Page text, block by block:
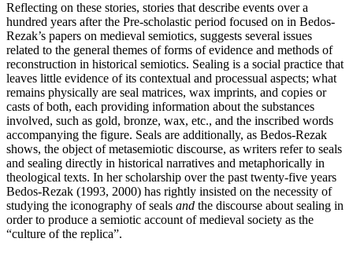
Reflecting on these stories, stories that describe events over a
hundred years after the Pre-scholastic period focused on in Bedos-
Rezak’s papers on medieval semiotics, suggests several issues
related to the general themes of forms of evidence and methods of
reconstruction in historical semiotics. Sealing is a social practice that
leaves little evidence of its contextual and processual aspects; what
remains physically are seal matrices, wax imprints, and copies or
casts of both, each providing information about the substances
involved, such as gold, bronze, wax, etc., and the inscribed words
accompanying the figure. Seals are additionally, as Bedos-Rezak
shows, the object of metasemiotic discourse, as writers refer to seals
and sealing directly in historical narratives and metaphorically in
theological texts. In her scholarship over the past twenty-five years
Bedos-Rezak (1993, 2000) has rightly insisted on the necessity of
studying the iconography of seals and the discourse about sealing in
order to produce a semiotic account of medieval society as the
“culture of the replica”.